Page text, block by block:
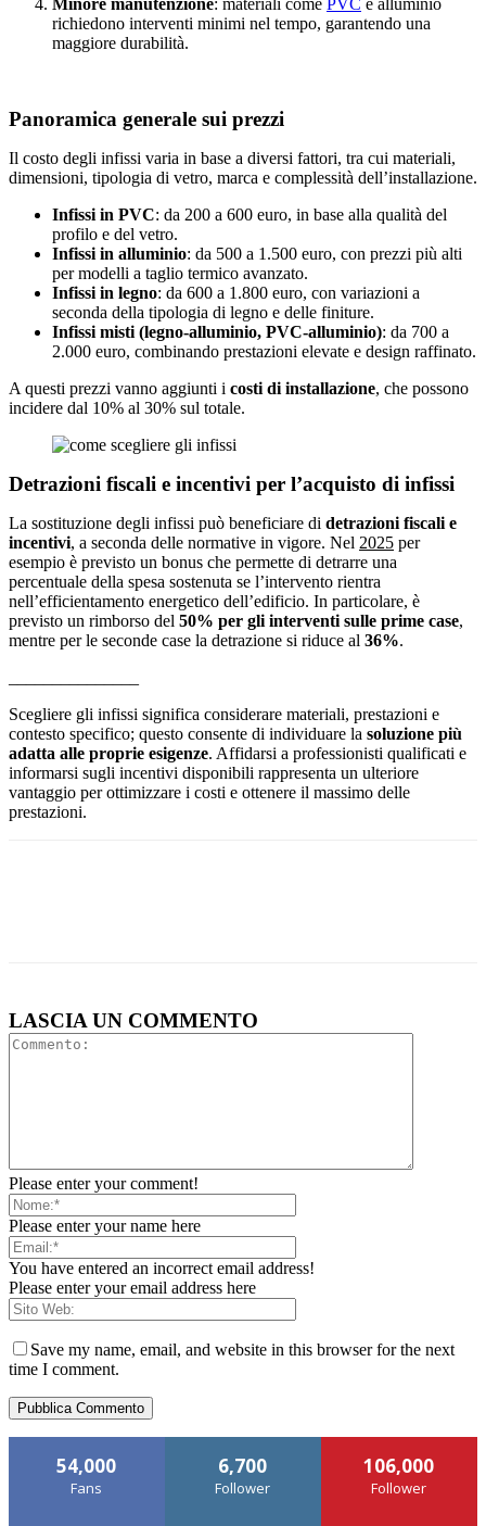
richiedono interventi minimi nel tempo, garantendo una
maggiore durabilità.
Panoramica generale sui prezzi
Il costo degli infissi varia in base a diversi fattori, tra cui materiali,
dimensioni, tipologia di vetro, marca e complessità dell’installazione.
Infissi in PVC: da 200 a 600 euro, in base alla qualità del
profilo e del vetro.
Infissi in alluminio: da 500 a 1.500 euro, con prezzi più alti
per modelli a taglio termico avanzato.
Infissi in legno: da 600 a 1.800 euro, con variazioni a
seconda della tipologia di legno e delle finiture.
Infissi misti (legno-alluminio, PVC-alluminio): da 700 a
2.000 euro, combinando prestazioni elevate e design raffinato.
A questi prezzi vanno aggiunti i costi di installazione, che possono
incidere dal 10% al 30% sul totale.
Detrazioni fiscali e incentivi per l’acquisto di infissi
La sostituzione degli infissi può beneficiare di detrazioni fiscali e
incentivi, a seconda delle normative in vigore. Nel 2025 per
esempio è previsto un bonus che permette di detrarre una
percentuale della spesa sostenuta se l’intervento rientra
nell’efficientamento energetico dell’edificio. In particolare, è
previsto un rimborso del 50% per gli interventi sulle prime case,
mentre per le seconde case la detrazione si riduce al 36%.
Scegliere gli infissi significa considerare materiali, prestazioni e
contesto specifico; questo consente di individuare la soluzione più
adatta alle proprie esigenze. Affidarsi a professionisti qualificati e
informarsi sugli incentivi disponibili rappresenta un ulteriore
vantaggio per ottimizzare i costi e ottenere il massimo delle
prestazioni.
LASCIA UN COMMENTO
Please enter your comment!
Please enter your name here
You have entered an incorrect email address!
Please enter your email address here
Save my name, email, and website in this browser for the next
time I comment.
54,000
Fans
6,700
Follower
106,000
Follower